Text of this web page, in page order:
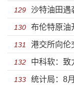
算！
129 沙特油田遇
涨”
130 布伦特原油
减少供应
131 港交所向伦
利润是后者的2倍
132 中科软：致
133 统计局：8